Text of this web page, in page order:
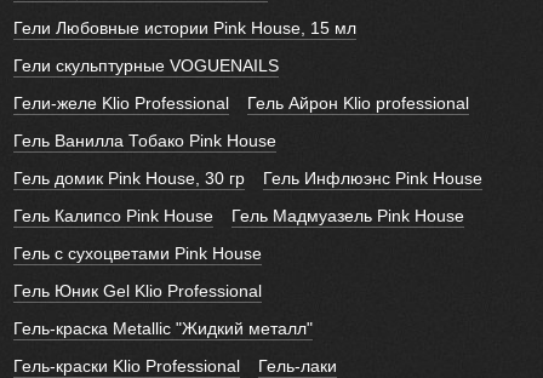
Гели Любовные истории Pink House, 15 мл
Гели скульптурные VOGUENAILS
Гели-желе Klio Professional
Гель Айрон Klio professional
Гель Ванилла Тобако Pink House
Гель домик Pink House, 30 гр
Гель Инфлюэнс Pink House
Гель Калипсо Pink House
Гель Мадмуазель Pink House
Гель с сухоцветами Pink House
Гель Юник Gel Klio Professional
Гель-краска Metallic "Жидкий металл"
Гель-краски Klio Professional
Гель-лаки